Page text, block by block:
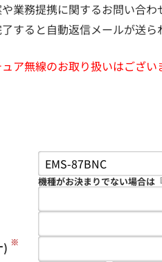
業務提携に関するお問い合わ
すると自動返信メールが送
ア無線のお取り扱いはござい
機種がお決まりでない場合は
) ※